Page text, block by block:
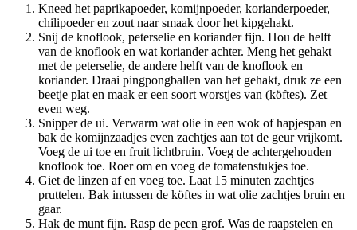
Kneed het paprikapoeder, komijnpoeder, korianderpoeder,
chilipoeder en zout naar smaak door het kipgehakt.
Snij de knoflook, peterselie en koriander fijn. Hou de helft
van de knoflook en wat koriander achter. Meng het gehakt
met de peterselie, de andere helft van de knoflook en
koriander. Draai pingpongballen van het gehakt, druk ze een
beetje plat en maak er een soort worstjes van (köftes). Zet
even weg.
Snipper de ui. Verwarm wat olie in een wok of hapjespan en
bak de komijnzaadjes even zachtjes aan tot de geur vrijkomt.
Voeg de ui toe en fruit lichtbruin. Voeg de achtergehouden
knoflook toe. Roer om en voeg de tomatenstukjes toe.
Giet de linzen af en voeg toe. Laat 15 minuten zachtjes
pruttelen. Bak intussen de köftes in wat olie zachtjes bruin en
gaar.
Hak de munt fijn. Rasp de peen grof. Was de raapstelen en